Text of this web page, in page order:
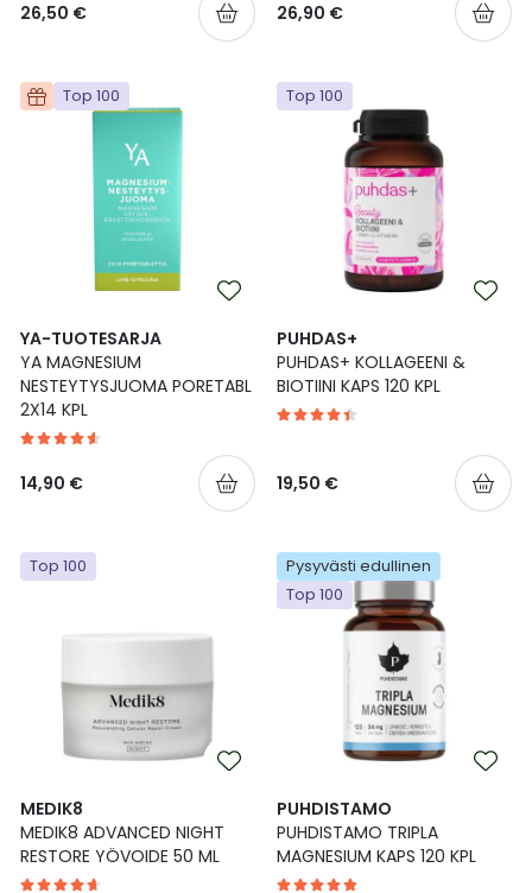
26,50 € 26,90 €
Top 100
YA-TUOTESARJA
YA MAGNESIUM
NESTEYTYSJUOMA PORETABL
2X14 KPL
14,90 €
Top 100
PUHDAS+
PUHDAS+ KOLLAGEENI &
BIOTIINI KAPS 120 KPL
19,50 €
Top 100
MEDIK8
MEDIK8 ADVANCED NIGHT
RESTORE YÖVOIDE 50 ML
Pysyvästi edullinen
Top 100
PUHDISTAMO
PUHDISTAMO TRIPLA
MAGNESIUM KAPS 120 KPL